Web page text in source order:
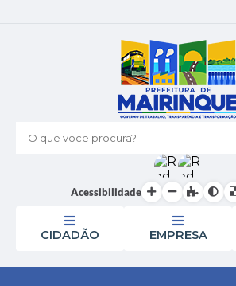
O que voce procura?
Acessibilidade
CIDADÃO EMPRESA